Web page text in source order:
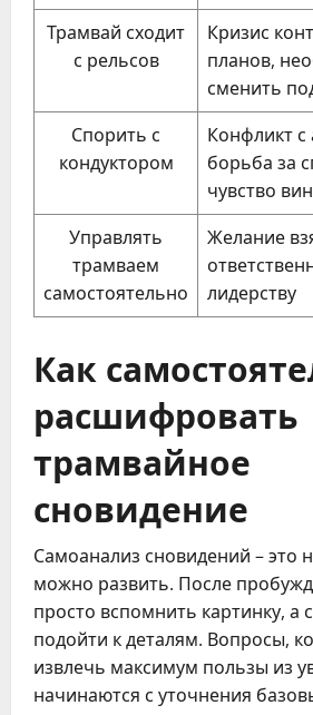
Трамвай сходит
с рельсов
Кризис
планов,
сменить
Спорить с
кондуктором
Конфликт с
борьба за
чувство
Управлять
трамваем
самостоятельно
Желание
лидерству
Как
расшифровать
трамвайное
сновидение
Самоанализ сновидений – это
можно развить. После
просто вспомнить картинку, а
подойти к деталям. Вопросы,
извлечь максимум пользы из
начинаются с уточнения